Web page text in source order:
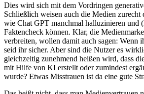
Dies wird sich mit dem Vordringen
Schließlich weisen auch die Medien zurecht
wie Chat GPT manchmal halluzinieren und
Faktencheck können. Klar, die
verbreiten, wollen damit auch sagen: Wenn
seid ihr sicher. Aber sind die Nutzer es
gleichzeitig zunehmend heißen wird, dass
mit Hilfe von KI erstellt oder zumindest
wurde? Etwas Misstrauen ist da eine gute